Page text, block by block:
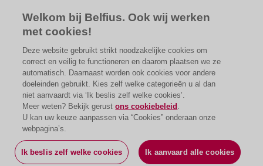
vormen geen aankoopaanbeveling.
Welkom bij Belfius. Ook wij werken
met cookies!
Deze website gebruikt strikt noodzakelijke cookies om
correct en veilig te functioneren en daarom plaatsen we ze
automatisch. Daarnaast worden ook cookies voor andere
doeleinden gebruikt. Kies zelf welke categorieën u al dan
niet aanvaardt via ‘Ik beslis zelf welke cookies’.
Meer weten? Bekijk gerustons cookiebeleid .
U kan uw keuze aanpassen via “Cookies” onderaan onze
webpagina’s.
Ik beslis zelf welke cookies Ik aanvaard alle cookies